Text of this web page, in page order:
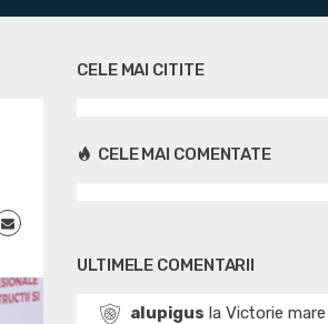
CELE MAI CITITE
CELE MAI COMENTATE
ULTIMELE COMENTARII
alupigus la Victorie mare